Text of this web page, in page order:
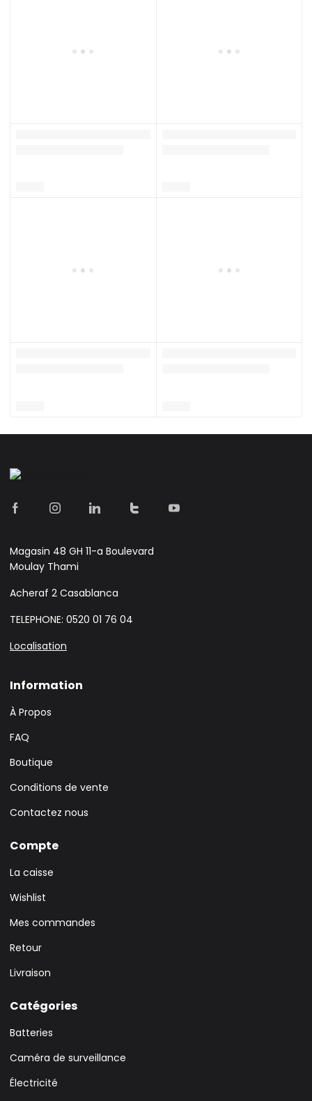
Magasin 48 GH 11-a Boulevard
Moulay Thami
Acheraf 2 Casablanca
TELEPHONE: 0520 01 76 04
Localisation
Information
À Propos
FAQ
Boutique
Conditions de vente
Contactez nous
Compte
La caisse
Wishlist
Mes commandes
Retour
Livraison
Catégories
Batteries
Caméra de surveillance
Électricité